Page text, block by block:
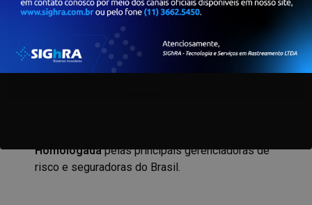
Homologadapelas principais gerenciadoras de
risco e seguradoras do Brasil.